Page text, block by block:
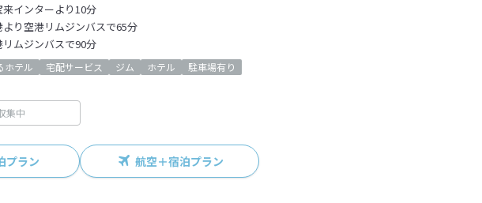
インターより10分
り空港リムジンバスで65分
ムジンバスで90分
ホテル 宅配サービス ジム ホテル
駐車場有り
集中
プラン 航空＋宿泊プラン